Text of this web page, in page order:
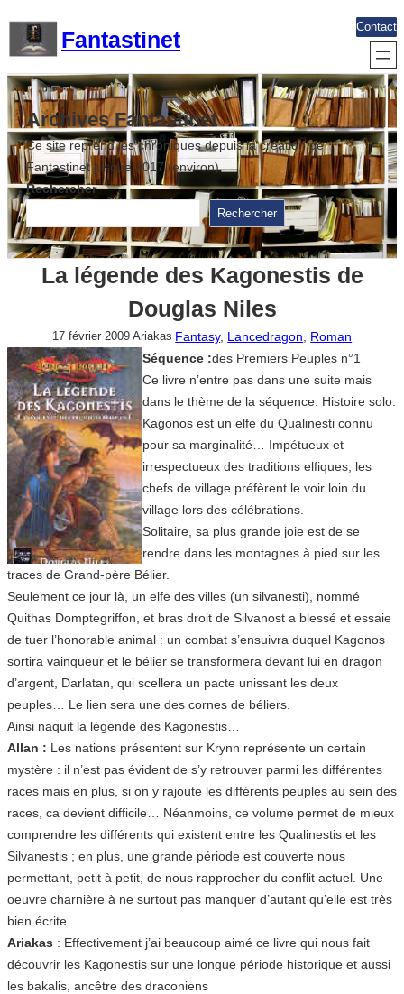
contenu
Fantastinet
Contact
Archives Fantastinet
Ce site reprend les chroniques depuis la création de
Fantastinet jusque 2017 (environ)
Rechercher
Rechercher
La légende des Kagonestis de
Douglas Niles
17 février 2009 Ariakas Fantasy, Lancedragon
Roman
Séquence :des Premiers Peuples n°1
Ce livre n’entre pas dans une suite mais
dans le thème de la séquence. Histoire solo.
Kagonos est un elfe du Qualinesti connu
pour sa marginalité… Impétueux et
irrespectueux des traditions elfiques, les
chefs de village préfèrent le voir loin du
village lors des célébrations.
Solitaire, sa plus grande joie est de se
rendre dans les montagnes à pied sur les
traces de Grand-père Bélier.
Seulement ce jour là, un elfe des villes (un silvanesti), nommé
Quithas Domptegriffon, et bras droit de Silvanost a blessé et essaie
de tuer l’honorable animal : un combat s’ensuivra duquel Kagonos
sortira vainqueur et le bélier se transformera devant lui en dragon
d’argent, Darlatan, qui scellera un pacte unissant les deux
peuples… Le lien sera une des cornes de béliers.
Ainsi naquit la légende des Kagonestis…
Allan : Les nations présentent sur Krynn représente un certain
mystère : il n’est pas évident de s’y retrouver parmi les différentes
races mais en plus, si on y rajoute les différents peuples au sein des
races, ca devient difficile… Néanmoins, ce volume permet de mieux
comprendre les différents qui existent entre les Qualinestis et les
Silvanestis ; en plus, une grande période est couverte nous
permettant, petit à petit, de nous rapprocher du conflit actuel. Une
oeuvre charnière à ne surtout pas manquer d’autant qu’elle est très
bien écrite…
Ariakas : Effectivement j’ai beaucoup aimé ce livre qui nous fait
découvrir les Kagonestis sur une longue période historique et aussi
les bakalis, ancêtre des draconiens